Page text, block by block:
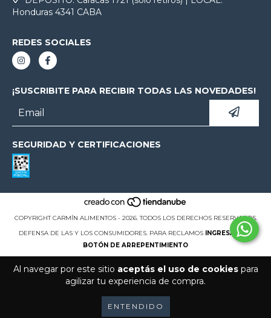
Al navegar por este sitio aceptás el uso de cookiespara
agilizar tu experiencia de compra.
ENTENDIDO
Honduras 4341 CABA
REDES SOCIALES
¡SUSCRIBITE PARA RECIBIR TODAS LAS NOVEDADES!
SEGURIDAD Y CERTIFICACIONES
COPYRIGHT CARMÍN ALIMENTOS - 2026. TODOS LOS DERECHOS RESERVADOS.
DEFENSA DE LAS Y LOS CONSUMIDORES. PARA RECLAMOS INGRESÁ ACÁ.
BOTÓN DE ARREPENTIMIENTO